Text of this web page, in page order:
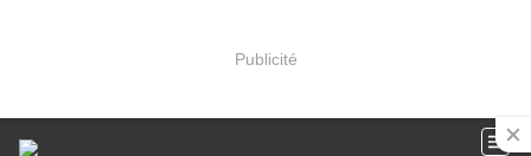
Publicité